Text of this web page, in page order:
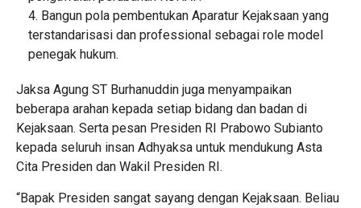
4. Bangun pola pembentukan Aparatur Kejaksaan yang
terstandarisasi dan professional sebagai role model
penegak hukum.
Jaksa Agung ST Burhanuddin juga menyampaikan
beberapa arahan kepada setiap bidang dan badan di
Kejaksaan. Serta pesan Presiden RI Prabowo Subianto
kepada seluruh insan Adhyaksa untuk mendukung Asta
Cita Presiden dan Wakil Presiden RI.
“Bapak Presiden sangat sayang dengan Kejaksaan. Beliau